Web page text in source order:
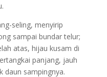
seling, menyirip
sampai bundar telur;
atas, hijau kusam di
panjang, jauh
daun sampingnya.